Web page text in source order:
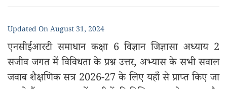
Updated OnAugust 31, 2024
एनसीईआरटी समाधान कक्षा 6 विज्ञान जिज्ञासा अध्‍याय 2
सजीव जगत में विविधता के प्रश्न उत्तर, अभ्यास के सभी सवाल
जवाब शैक्षणिक सत्र 2026-27 के लिए यहाँ से प्राप्त किए जा